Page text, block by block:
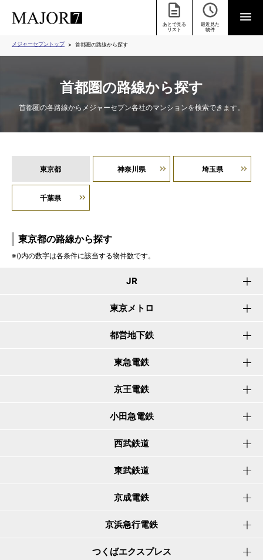
あとで見る
リスト
最近見た
物件
メジャーセブントップ 首都圏の路線から探す
首都圏の路線から探す
首都圏の各路線からメジャーセブン各社のマンションを検索できます。
東京都 神奈川県 埼玉県
千葉県
東京都の路線から探す
※()内の数字は各条件に該当する物件数です。
JR
東京メトロ
都営地下鉄
東急電鉄
京王電鉄
小田急電鉄
西武鉄道
東武鉄道
京成電鉄
京浜急行電鉄
つくばエクスプレス